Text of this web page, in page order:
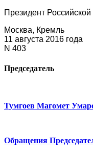
Президент
Москва, Кремль
11 августа 2016 года
N 403
Председатель
Тумгоев Магомет
Обращения